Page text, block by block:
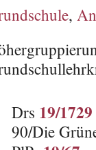
,
Drs 19/1729
90/Die